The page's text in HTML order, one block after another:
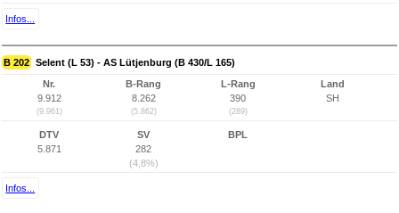
Infos...
B 202 Selent (L 53) - AS Lütjenburg (B 430/L 165)
Nr.
9.912
(9.961)
B-Rang
8.262
(5.862)
L-Rang
390
(289)
Land
SH
DTV
5.871
SV
282
(4,8%)
BPL
Infos...